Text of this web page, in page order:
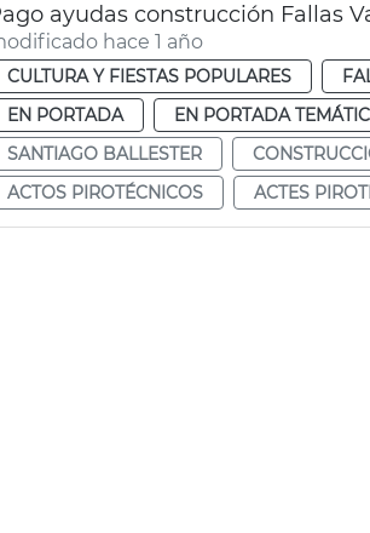
ayudas construcción Fallas
hace 1 año
CULTURA Y FIESTAS POPULARES
EN PORTADA
EN PORTADA
SANTIAGO BALLESTER
ACTOS PIROTÉCNICOS
ACTES